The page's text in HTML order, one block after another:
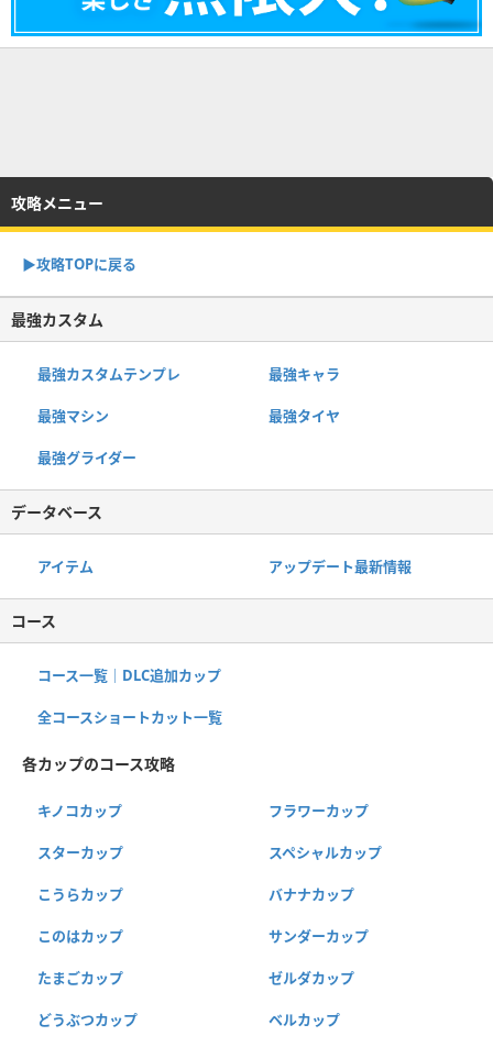
攻略メニュー
▶︎攻略TOPに戻る
最強カスタム
最強カスタムテンプレ 最強キャラ
最強マシン 最強タイヤ
最強グライダー
データベース
アイテム アップデート最新情報
コース
コース一覧｜DLC追加カップ
全コースショートカット一覧
各カップのコース攻略
キノコカップ フラワーカップ
スターカップ スペシャルカップ
こうらカップ バナナカップ
このはカップ サンダーカップ
たまごカップ ゼルダカップ
どうぶつカップ ベルカップ